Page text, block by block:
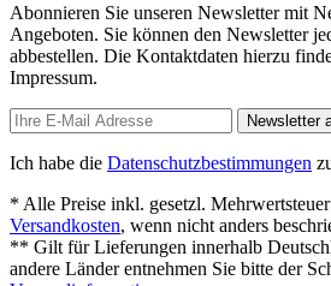
Abonnieren Sie unseren Newsletter mit
Angeboten. Sie können den Newsletter
abbestellen. Die Kontaktdaten hierzu
Impressum.
Newsletter
Ich habe die Datenschutzbestimmungen
* Alle Preise inkl. gesetzl.
Versandkosten, wenn nicht anders
** Gilt für Lieferungen innerhalb
andere Länder entnehmen Sie bitte der